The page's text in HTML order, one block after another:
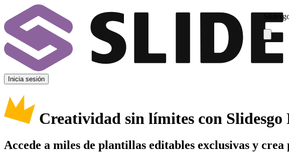
Inicia sesión
Creatividad sin límites con Slidesgo
Accede a miles de plantillas editables exclusivas y